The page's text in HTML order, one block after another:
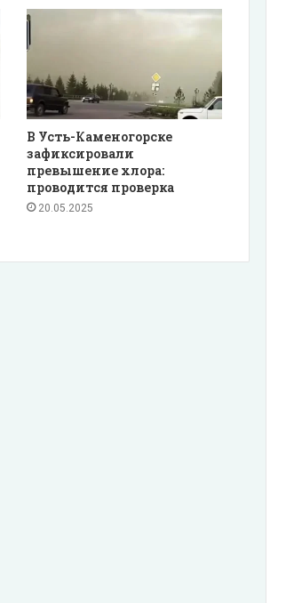
В Усть-Каменогорске
зафиксировали
превышение хлора:
проводится проверка
20.05.2025